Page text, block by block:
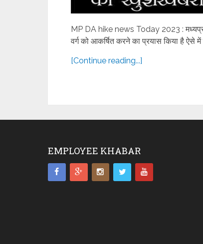
MP DA hike news Today 2023 :
वर्ग को आकर्षित करने का प्रयास किया है ऐसे
[Continue reading...]
EMPLOYEE KHABAR